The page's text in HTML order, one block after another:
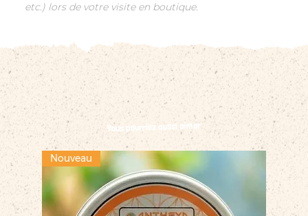
etc.) lors de votre visite en boutique.
Vous pourriez aussi aimer
Nouveau